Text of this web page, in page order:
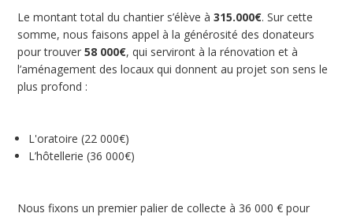
Le montant total du chantier s’élève à 315.000€. Sur cette
somme, nous faisons appel à la générosité des donateurs
pour trouver 58 000€, qui serviront à la rénovation et à
l’aménagement des locaux qui donnent au projet son sens le
plus profond :
L'oratoire (22 000€)
L’hôtellerie (36 000€)
Nous fixons un premier palier de collecte à 36 000 € pour